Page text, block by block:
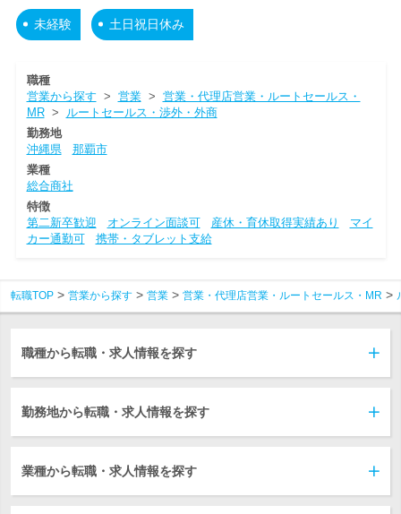
未経験 土日祝日休み
職種
営業から探す > 営業> 営業・代理店営業・ルートセールス・
MR>
ルートセールス・渉外・外商
勤務地
沖縄県
那覇市
業種
総合商社
特徴
第二新卒歓迎
オンライン面談可 産休・育休取得実績あり
マイ
カー通勤可
携帯・タブレット支給
転職TOP 営業から探す 営業 営業・代理店営業・ルートセールス・MR
職種から転職・求人情報を探す
勤務地から転職・求人情報を探す
業種から転職・求人情報を探す